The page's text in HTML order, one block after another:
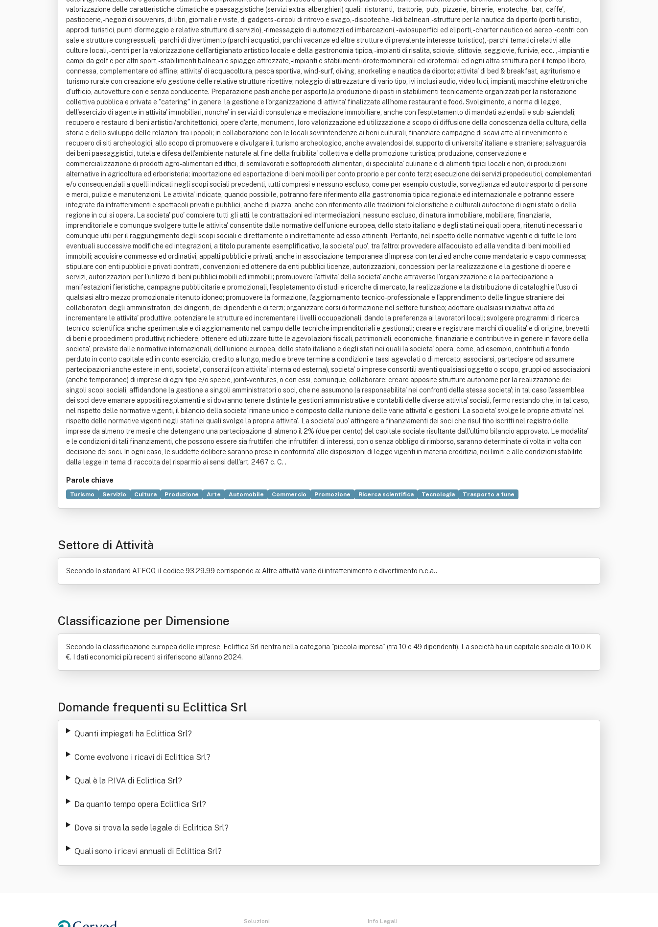
Parole chiave
Turismo Servizio Cultura Produzione Arte Automobile Commercio Promozione Ricerca scientifica Tecnologia Trasporto a fune
Settore di Attività
Secondo lo standard ATECO, il codice 93.29.99 corrisponde a: Altre attività varie di intrattenimento e divertimento n.c.a..
Classificazione per Dimensione
Secondo la classificazione europea delle imprese, Eclittica Srl rientra nella categoria "piccola impresa" (tra 10 e 49 dipendenti). La società ha un capitale sociale di 10.0 K
€. I dati economici più recenti si riferiscono all'anno 2024.
Domande frequenti su Eclittica Srl
Quanti impiegati ha Eclittica Srl?
Come evolvono i ricavi di Eclittica Srl?
Qual è la P.IVA di Eclittica Srl?
Da quanto tempo opera Eclittica Srl?
Dove si trova la sede legale di Eclittica Srl?
Quali sono i ricavi annuali di Eclittica Srl?
Soluzioni Info Legali